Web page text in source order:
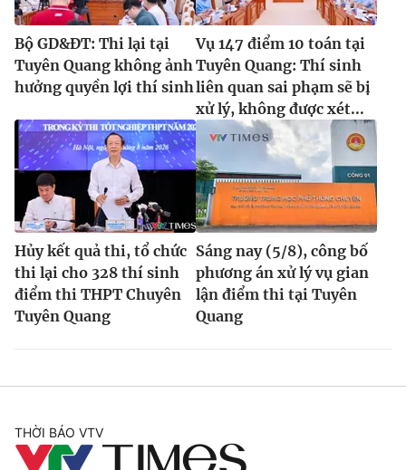
Bộ GD&ĐT: Thi lại tại
Tuyên Quang không ảnh
hưởng quyền lợi thí sinh
Vụ 147 điểm 10 toán tại
Tuyên Quang: Thí sinh
liên quan sai phạm sẽ bị
xử lý, không được xét...
Hủy kết quả thi, tổ chức
thi lại cho 328 thí sinh
điểm thi THPT Chuyên
Tuyên Quang
Sáng nay (5/8), công bố
phương án xử lý vụ gian
lận điểm thi tại Tuyên
Quang
THỜI BÁO VTV